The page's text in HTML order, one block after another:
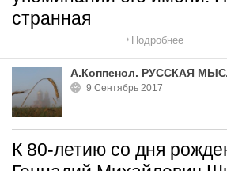
странная
Подробнее
А.Коппенол. РУССКАЯ
9 Сентябрь 2017
К 80-летию со дня